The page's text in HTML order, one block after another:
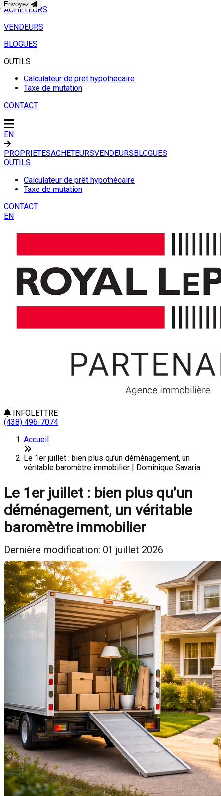
ACHETEURS
VENDEURS
BLOGUES
OUTILS
Calculateur de prêt hypothécaire
Taxe de mutation
CONTACT
EN
PROPRIETESACHETEURSVENDEURSBLOGUES
OUTILS
Calculateur de prêt hypothécaire
Taxe de mutation
CONTACT
EN
INFOLETTRE
(438) 496-7074
Accueil
Le 1er juillet : bien plus qu’un déménagement, un
véritable baromètre immobilier | Dominique Savaria
Le 1er juillet : bien plus qu’un
déménagement, un véritable
baromètre immobilier
Dernière modification: 01 juillet 2026
Envoyez